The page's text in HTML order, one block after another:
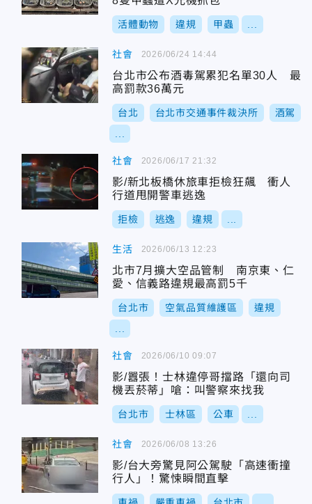
活體動物 違規 甲蟲
社會
台北市公布酒毒駕累犯名單30人 最
高罰款36萬元
台北 台北市交通事件裁決所 酒駕
2026/06/24 14:44
社會
影/新北板橋休旅車拒檢狂飆 衝人
行道甩開警車逃逸
拒檢 逃逸 違規
2026/06/17 21:32
生活
北市7月擴大空品管制 南京東、仁
愛、信義路違規最高罰5千
台北市 空氣品質維護區 違規
2026/06/13 12:23
社會
影/囂張！士林違停哥擋路「還向司
機丟菸蒂」嗆：叫警察來找我
台北市 士林區 公車
2026/06/10 09:07
社會
影/台大旁驚見阿公駕駛「高速衝撞
行人」！驚悚瞬間直擊
2026/06/08 13:26